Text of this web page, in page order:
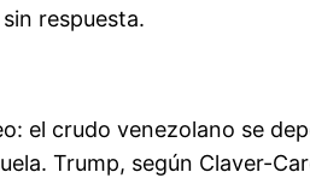
respuesta.
el crudo venezolano se
Trump, según Claver-